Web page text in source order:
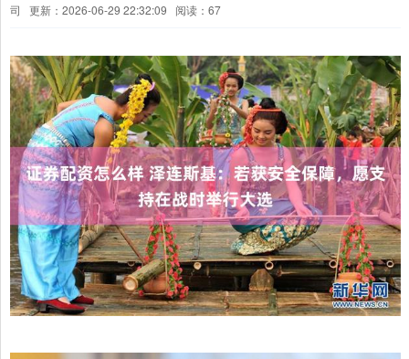
司
更新：2026-06-29 22:32:09 阅读：67